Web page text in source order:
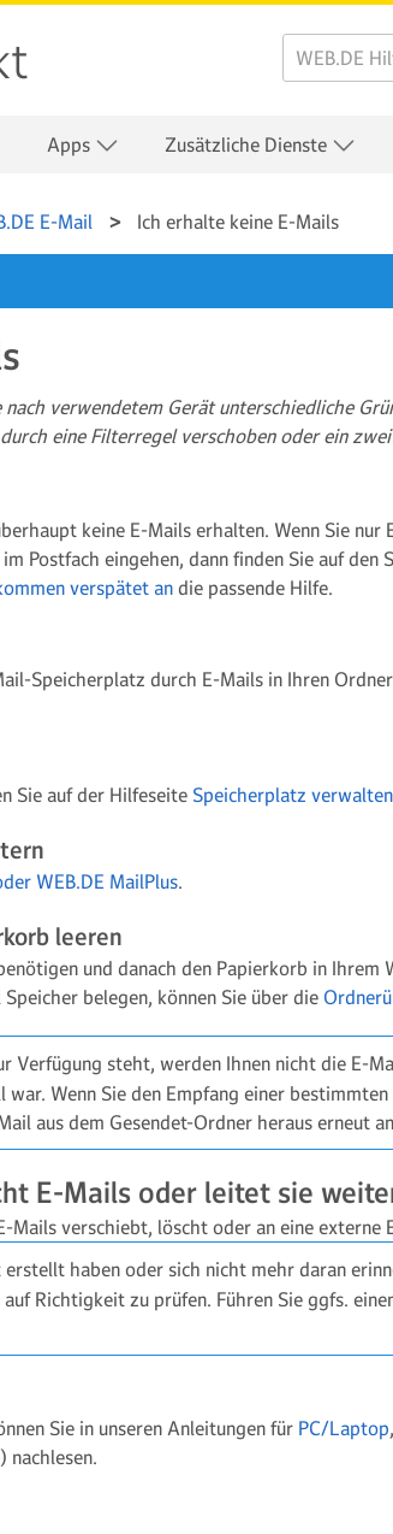
Apps Zusätzliche Dienste
E-Mail Ich erhalte keine E-Mails
verwendetem Gerät unterschiedliche
eine Filterregel verschoben oder ein
keine E-Mails erhalten. Wenn Sie
Postfach eingehen, dann finden Sie auf den
verspätet an die passende Hilfe.
Speicherplatz durch E-Mails in Ihren
Sie auf der Hilfeseite Speicherplatz verwalten
WEB.DE MailPlus.
leeren
und danach den Papierkorb in Ihrem
belegen, können Sie über die
Verfügung steht, werden Ihnen nicht die E-
war. Wenn Sie den Empfang einer
aus dem Gesendet-Ordner heraus erneut
E-Mails oder leitet sie
Mails verschiebt, löscht oder an eine
haben oder sich nicht mehr daran
Richtigkeit zu prüfen. Führen Sie ggfs.
Sie in unseren Anleitungen für PC/Laptop,
nachlesen.